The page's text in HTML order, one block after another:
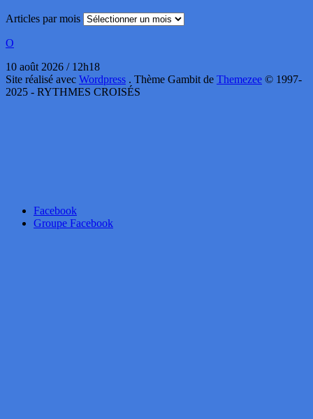
Articles par mois
O
10 août 2026 / 12h18
Site réalisé avec Wordpress . Thème Gambit de Themezee © 1997-
2025 - RYTHMES CROISÉS
Facebook
Groupe Facebook